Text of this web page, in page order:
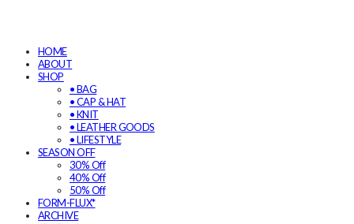
HOME
ABOUT
SHOP
• BAG
• CAP & HAT
• KNIT
• LEATHER GOODS
• LIFESTYLE
SEASON OFF
30% Off
40% Off
50% Off
FORM-FLUX*
ARCHIVE